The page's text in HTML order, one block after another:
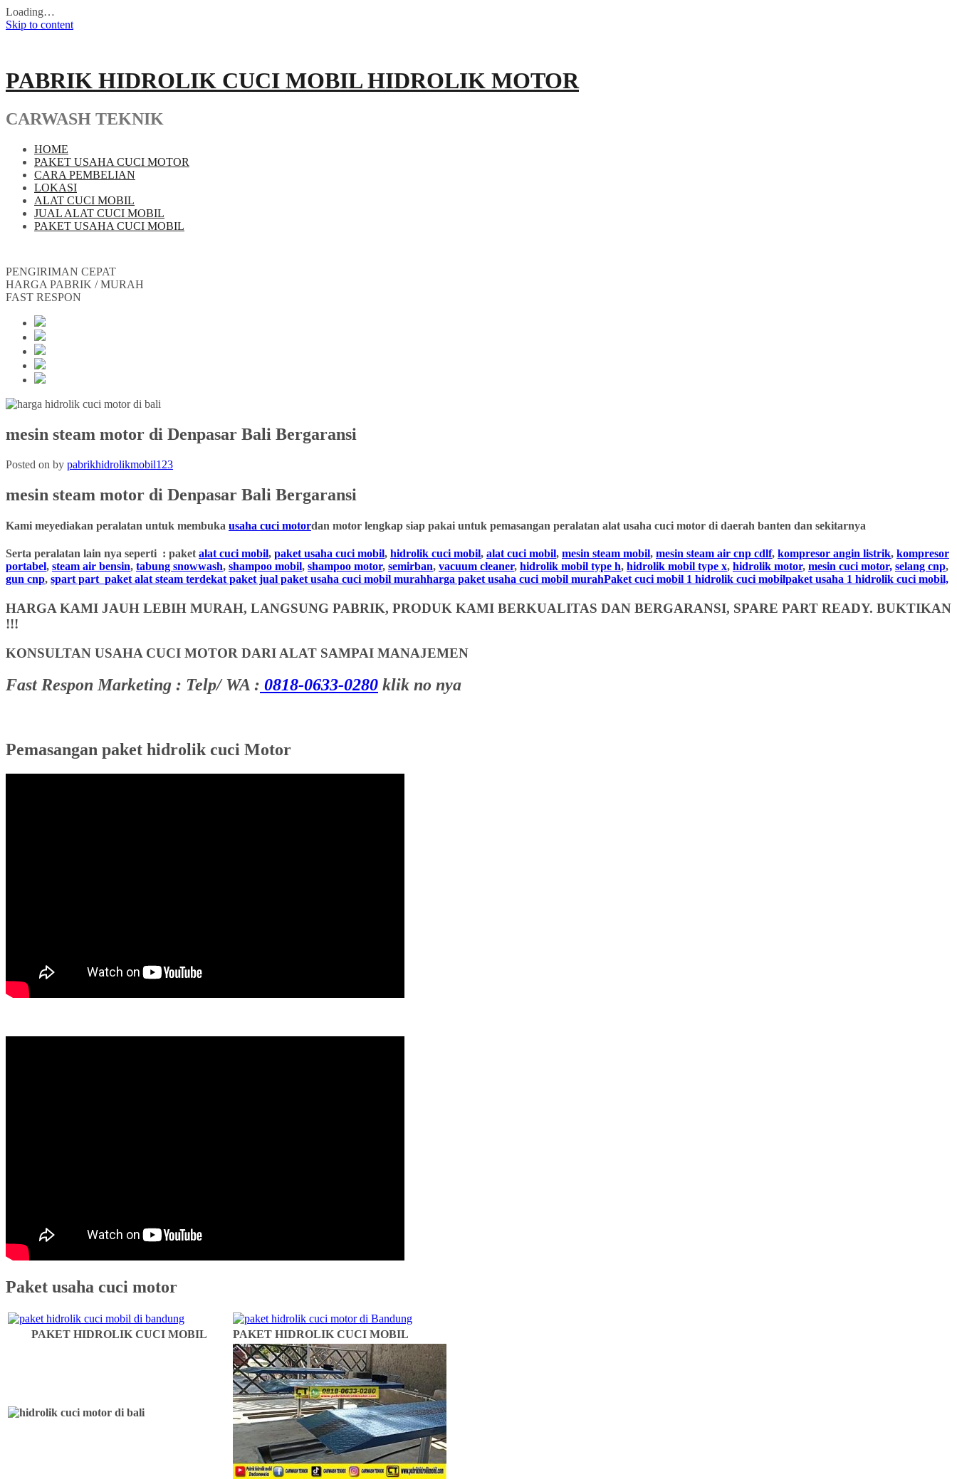
Loading…
Skip to content
PABRIK HIDROLIK CUCI MOBIL HIDROLIK MOTOR
CARWASH TEKNIK
HOME
PAKET USAHA CUCI MOTOR
CARA PEMBELIAN
LOKASI
ALAT CUCI MOBIL
JUAL ALAT CUCI MOBIL
PAKET USAHA CUCI MOBIL
PENGIRIMAN CEPAT
HARGA PABRIK / MURAH
FAST RESPON
mesin steam motor di Denpasar Bali Bergaransi
Posted on by pabrikhidrolikmobil123
mesin steam motor di Denpasar Bali Bergaransi
Kami meyediakan peralatan untuk membuka usaha cuci motordan motor lengkap siap pakai untuk pemasangan peralatan alat usaha cuci motor di daerah banten dan sekitarnya
Serta peralatan lain nya seperti : paket alat cuci mobil, paket usaha cuci mobil, hidrolik cuci mobil, alat cuci mobil, mesin steam mobil, mesin steam air cnp cdlf, kompresor angin listrik, kompresor
portabel, steam air bensin, tabung snowwash, shampoo mobil, shampoo motor, semirban, vacuum cleaner, hidrolik mobil type h, hidrolik mobil type x, hidrolik motor, mesin cuci motor, selang cnp,
gun cnp, spart part paket alat steam terdekat paket jual paket usaha cuci mobil murahharga paket usaha cuci mobil murahPaket cuci mobil 1 hidrolik cuci mobilpaket usaha 1 hidrolik cuci mobil,
HARGA KAMI JAUH LEBIH MURAH, LANGSUNG PABRIK, PRODUK KAMI BERKUALITAS DAN BERGARANSI, SPARE PART READY. BUKTIKAN
!!!
KONSULTAN USAHA CUCI MOTOR DARI ALAT SAMPAI MANAJEMEN
Fast Respon Marketing : Telp/ WA : 0818-0633-0280 klik no nya
Pemasangan paket hidrolik cuci Motor
Paket usaha cuci motor
PAKET HIDROLIK CUCI MOBIL PAKET HIDROLIK CUCI MOBIL